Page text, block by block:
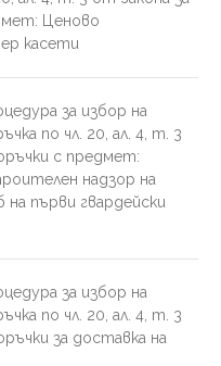
Ценово
касети
за избор на
по чл. 20, ал. 4, т. 3
с предмет:
надзор на
първи гвардейски
за избор на
по чл. 20, ал. 4, т. 3
за доставка на